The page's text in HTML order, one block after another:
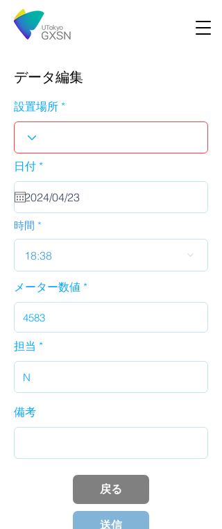
データ編集
設置場所
日付 *r
u
i
d
時間
18:38
メーター数値
担当
備考
戻る
送信